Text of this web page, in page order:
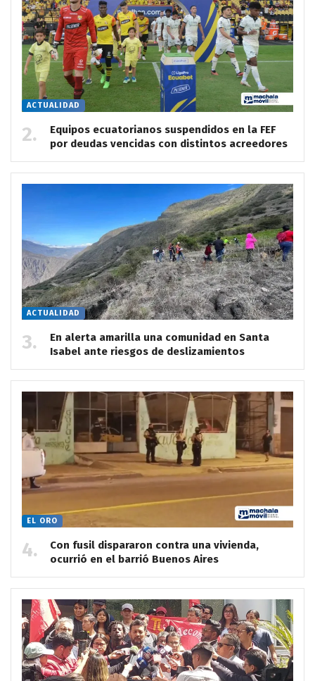
ACTUALIDAD
Equipos ecuatorianos suspendidos en la FEF
por deudas vencidas con distintos acreedores
ACTUALIDAD
En alerta amarilla una comunidad en Santa
Isabel ante riesgos de deslizamientos
EL ORO
Con fusil dispararon contra una vivienda,
ocurrió en el barrió Buenos Aires